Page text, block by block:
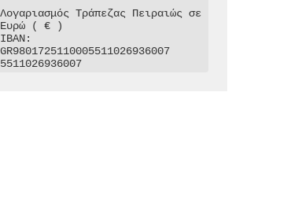
Λογαριασμός Τράπεζας Πειραιώς σε
Ευρώ ( € )
IBAN:
GR9801725110005511026936007
5511026936007